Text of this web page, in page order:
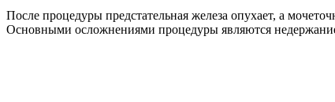
После процедуры предстательная железа опухает, а
Основными осложнениями процедуры являются